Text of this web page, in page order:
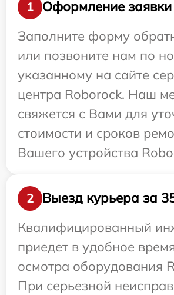
1
Оформление заявки
Заполните форму
или позвоните нам по
указанному на сайте
центра Roborock. Наш
свяжется с Вами для
стоимости и сроков
Вашего устройства
2
Выезд курьера за
Квалифицированный
приедет в удобное
осмотра оборудования
При серьезной